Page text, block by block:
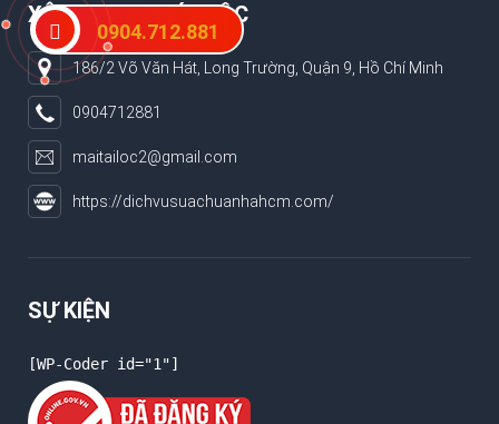
XÂY DỰNG PHÁT LỘC
186/2 Võ Văn Hát, Long Trường, Quận 9, Hồ Chí Minh
0904712881
maitailoc2@gmail.com
https://dichvusuachuanhahcm.com/
SỰ KIỆN
[WP-Coder id="1"]
0904.712.881